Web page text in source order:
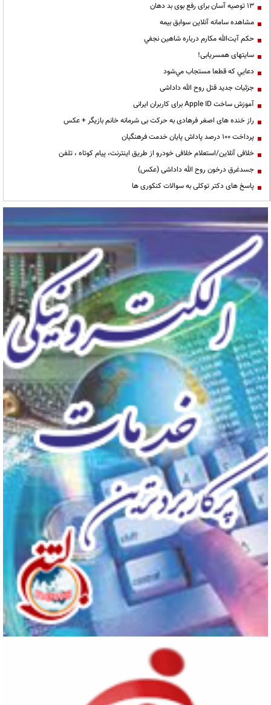
13 توصیه آسان برای رفع بوی بد دهان
مشاهده سامانه آنلاين سوابق بیمه
حكم آيت‌الله مكارم درباره شاهين نجفي
سایتهای همسریابی!
دعايي كه قطعا مستجاب مي‌شود
جزئیات جدید قتل روح الله داداشی
آموزش ساخت Apple ID برای کاربران ایرانی
راز خنده های اصغر فرهادی به حرکت بی شرمانه خانم بازیگر + عکس
پرداخت ۱۰۰ درصد پاداش پایان خدمت فرهنگیان
خلافی آنلاین/استعلام خلافی خودرو از طریق اینترنت، پیام کوتاه ، تلفن
جسدغرق درخون روح الله داداشی (عکس)
پاسخ های دکتر توکلی به سوالات کنکوری ها